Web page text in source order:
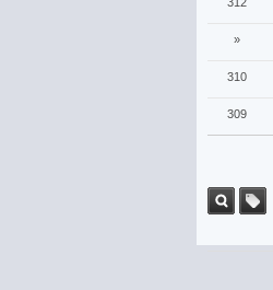
»
310
309